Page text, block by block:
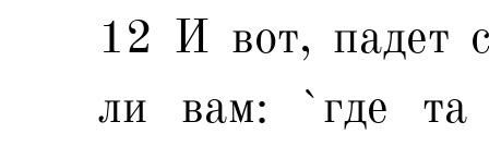
12 И вот, падет
ли вам: `где та